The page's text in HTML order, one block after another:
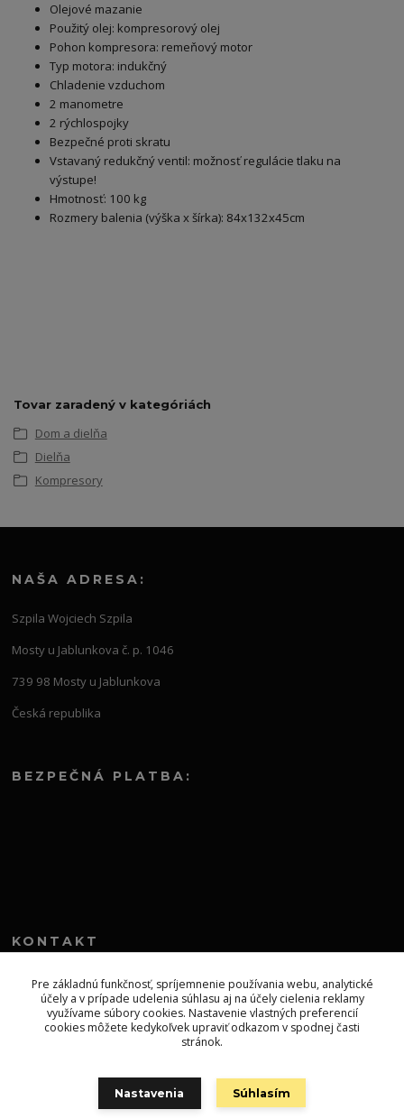
Olejové mazanie
Použitý olej: kompresorový olej
Pohon kompresora: remeňový motor
Typ motora: indukčný
Chladenie vzduchom
2 manometre
2 rýchlospojky
Bezpečné proti skratu
Vstavaný redukčný ventil: možnosť regulácie tlaku na
výstupe!
Hmotnosť: 100 kg
Rozmery balenia (výška x šírka): 84x132x45cm
Tovar zaradený v kategóriách
Dom a dielňa
Dielňa
Kompresory
NAŠA ADRESA:
Szpila Wojciech Szpila
Mosty u Jablunkova č. p. 1046
739 98 Mosty u Jablunkova
Česká republika
BEZPEČNÁ PLATBA:
KONTAKT
+421 552 304 860
Po-Pia 8.00-13.00
topprodejsk@gmail.com
Pre základnú funkčnosť, spríjemnenie používania webu, analytické
účely a v prípade udelenia súhlasu aj na účely cielenia reklamy
využívame súbory cookies. Nastavenie vlastných preferencií
cookies môžete kedykoľvek upraviť odkazom v spodnej časti
stránok.
Nastavenia Súhlasím